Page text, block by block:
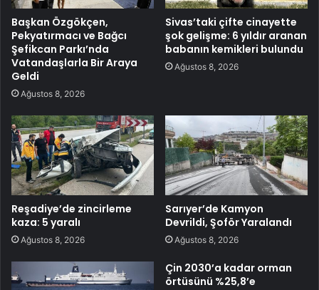
Başkan Özgökçen,
Pekyatırmacı ve Bağcı
Şefikcan Parkı’nda
Vatandaşlarla Bir Araya
Geldi
Ağustos 8, 2026
Sivas’taki çifte cinayette
şok gelişme: 6 yıldır aranan
babanın kemikleri bulundu
Ağustos 8, 2026
Reşadiye’de zincirleme
kaza: 5 yaralı
Ağustos 8, 2026
Sarıyer’de Kamyon
Devrildi, Şoför Yaralandı
Ağustos 8, 2026
Çin 2030’a kadar orman
örtüsünü %25,8’e